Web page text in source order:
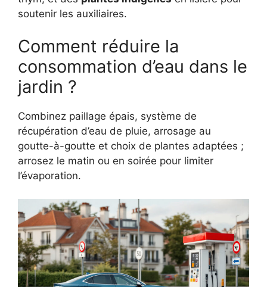
soutenir les auxiliaires.
Comment réduire la
consommation d’eau dans le
jardin ?
Combinez paillage épais, système de
récupération d’eau de pluie, arrosage au
goutte-à-goutte et choix de plantes adaptées ;
arrosez le matin ou en soirée pour limiter
l’évaporation.